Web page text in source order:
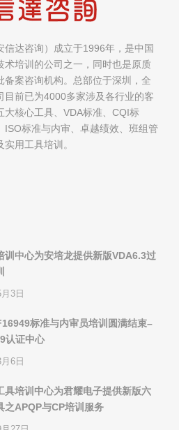
信达咨询）成立于1996年，是中国
术培训的公司之一，同时也是原质
备案咨询机构。总部位于深圳，全
目前已为4000多家涉及各行业的客
大核心工具、VDA标准、CQI标
ISO标准与内审、卓越绩效、班组管
用工具培训。
训中心为安培龙提供新版VDA6.3过
3日
标准与内审员培训圆满结束–
认证中心
6日
具培训中心为君耀电子提供新版六
之APQP与CP培训服务